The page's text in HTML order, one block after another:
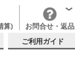
算) お問合せ・返品
ご利用ガイド